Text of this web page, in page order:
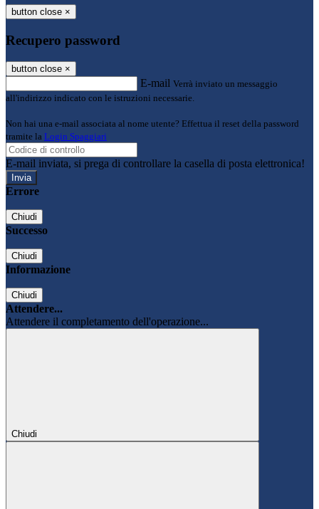
button close ×
Recupero password
button close ×
E-mail Verrà inviato un messaggio
all'indirizzo indicato con le istruzioni necessarie.
Non hai una e-mail associata al nome utente? Effettua il reset della password
tramite la Login Spaggiari
E-mail inviata, si prega di controllare la casella di posta elettronica!
Errore
Chiudi
Successo
Chiudi
Informazione
Chiudi
Attendere...
Attendere il completamento dell'operazione...
Chiudi